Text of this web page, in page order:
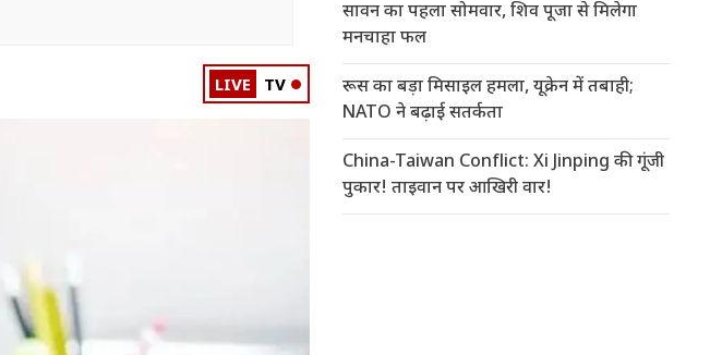
LIVE TV
सावन का पहला सोमवार, शिव पूजा से मिलेगा
मनचाहा फल
रूस का बड़ा मिसाइल हमला, यूक्रेन में तबाही;
NATO ने बढ़ाई सतर्कता
China-Taiwan Conflict: Xi Jinping की गूंजी
पुकार! ताइवान पर आखिरी वार!